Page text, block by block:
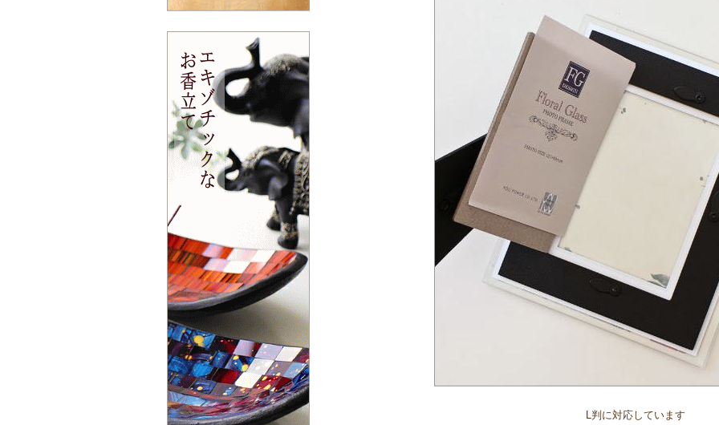
L判に対応しています